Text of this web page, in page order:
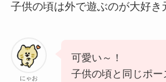
子供の頃は外で遊ぶのが大好き
にゃお
可愛い～！
子供の頃と同じポ